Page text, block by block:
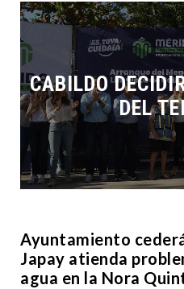
CABILDO
DEL
Ayuntamiento
Japay atienda
agua en la Nora